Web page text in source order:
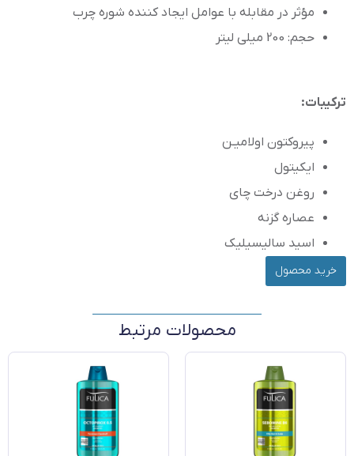
مؤثر در مقابله با عوامل ایجاد کننده شوره چرب
حجم: 200 میلی لیتر
ترکیبات:
پیروکتون اولامیـن
ایکیتول
روغن درخت چای
عصاره گزنه
اسید سالیسیلیک
خرید محصول
محصولات مرتبط